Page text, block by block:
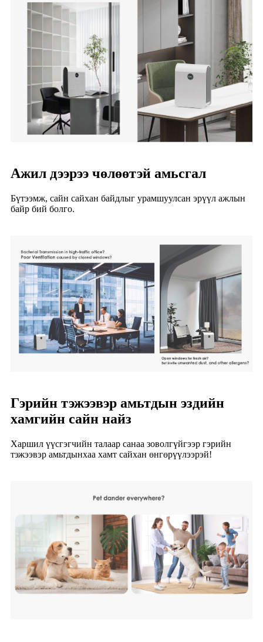
Ажил дээрээ чөлөөтэй амьсгал
Бүтээмж, сайн сайхан байдлыг урамшуулсан эрүүл ажлын
байр бий болго.
Гэрийн тэжээвэр амьтдын эздийн
хамгийн сайн найз
Харшил үүсгэгчийн талаар санаа зоволгүйгээр гэрийн
тэжээвэр амьтдынхаа хамт сайхан өнгөрүүлээрэй!